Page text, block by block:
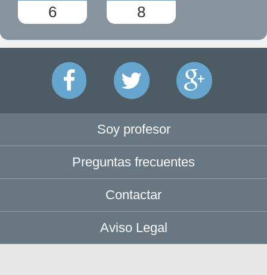
6 8
Soy profesor
Preguntas frecuentes
Contactar
Aviso Legal